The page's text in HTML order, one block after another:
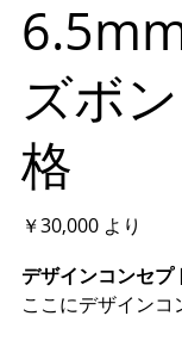
ズボ
格
価
格
￥30,000 より
デザインコンセプ
ここにデザインコ